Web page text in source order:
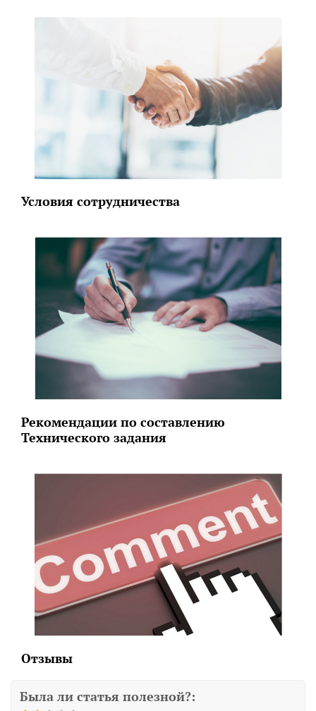
Условия сотрудничества
Рекомендации по составлению
Технического задания
Отзывы
Была ли статья полезной?: